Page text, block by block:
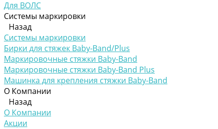
Для ВОЛС
Системы маркировки
Назад
Системы маркировки
Бирки для стяжек Baby-Band/Plus
Маркировочные стяжки Baby-Band
Маркировочные стяжки Baby-Band Plus
Машинка для крепления стяжки Baby-Band
О Компании
Назад
О Компании
Акции